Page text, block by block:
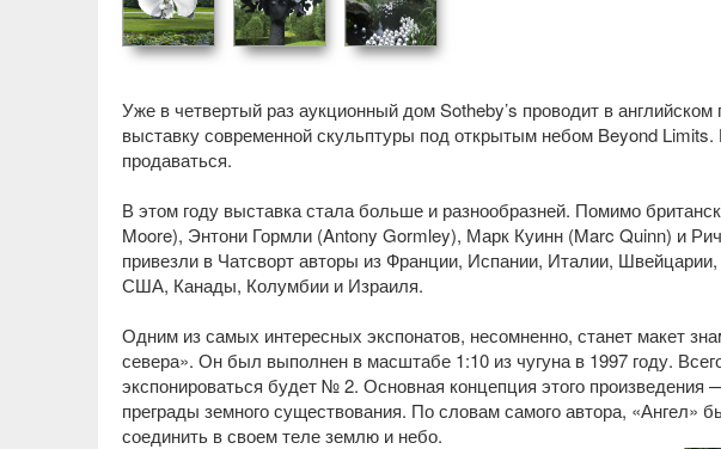
Уже в четвертый раз аукционный дом Sotheby’s проводит в
выставку современной скульптуры под открытым небом Beyond
продаваться.
В этом году выставка стала больше и разнообразней. Помимо
Moore), Энтони Гормли (Antony Gormley), Марк Куинн (Marc Quinn) и
привезли в Чатсворт авторы из Франции, Испании, Италии,
США, Канады, Колумбии и Израиля.
Одним из самых интересных экспонатов, несомненно, станет макет
севера». Он был выполнен в масштабе 1:10 из чугуна в 1997 году.
экспонироваться будет № 2. Основная концепция этого
преграды земного существования. По словам самого автора, «Ангел»
соединить в своем теле землю и небо.